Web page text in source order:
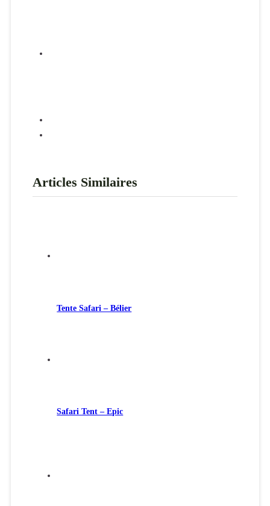
Articles Similaires
Tente Safari – Bélier
Safari Tent – Epic